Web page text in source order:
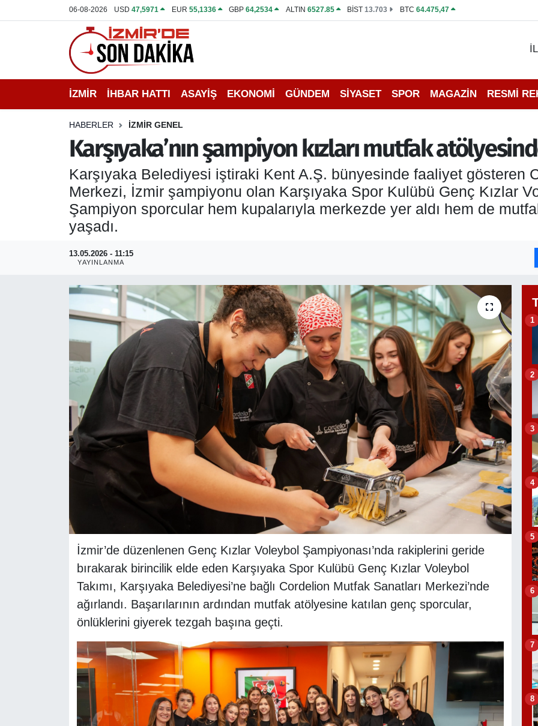
06-08-2026 USD47,5971 EUR 55,1336 GBP64,2534 ALTIN 6527.85 BİST13.703 BTC 64.475,47
İZMİR İHBAR HATTI ASAYİŞ EKONOMİ GÜNDEM SİYASET SPOR MAGAZİN RESMİ
HABERLER İZMİR GENEL
Karşıyaka’nın şampiyon kızları mutfak
Karşıyaka Belediyesi iştiraki Kent A.Ş. bünyesinde faaliyet gösteren
Merkezi, İzmir şampiyonu olan Karşıyaka Spor Kulübü Genç Kızlar
Şampiyon sporcular hem kupalarıyla merkezde yer aldı hem de
yaşadı.
13.05.2026 - 11:15
YAYINLANMA
İzmir’de düzenlenen Genç Kızlar Voleybol Şampiyonası’nda rakiplerini geride
bırakarak birincilik elde eden Karşıyaka Spor Kulübü Genç Kızlar Voleybol
Takımı, Karşıyaka Belediyesi’ne bağlı Cordelion Mutfak Sanatları Merkezi’nde
ağırlandı. Başarılarının ardından mutfak atölyesine katılan genç sporcular,
önlüklerini giyerek tezgah başına geçti.
1
2
3
4
5
6
7
8
İHBAR HATTI
DEPREM
EKONOMİ
SİYASET
ASAYİŞ
RESMİ REKLAM
İzmir Nöbetçi Eczaneler
İzmir Hava Durumu
İzmir Namaz Vakitleri
İzmir Trafik Yoğunluk Haritası
Puan Durumu ve Fikstür
Tüm Manşetler
Son Dakika Haberleri
Haber Arşivi